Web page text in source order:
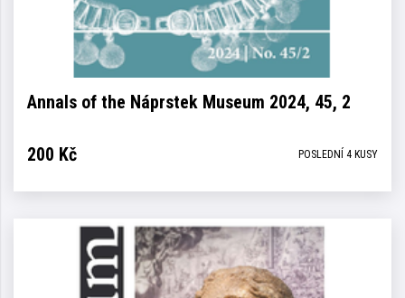
Annals of the Náprstek Museum 2024, 45, 2
200 Kč POSLEDNÍ 4 KUSY